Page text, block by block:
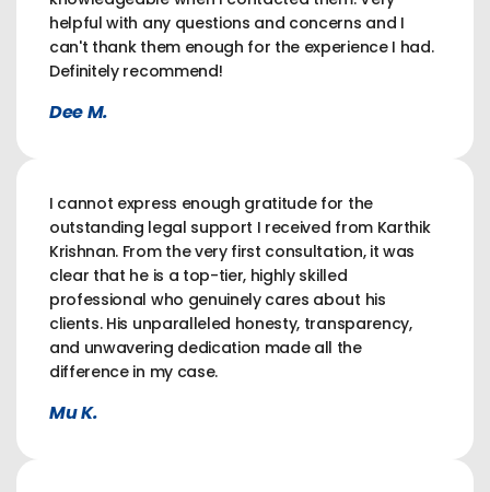
helpful with any questions and concerns and I
can't thank them enough for the experience I had.
Definitely recommend!
Dee M.
I cannot express enough gratitude for the
outstanding legal support I received from Karthik
Krishnan. From the very first consultation, it was
clear that he is a top-tier, highly skilled
professional who genuinely cares about his
clients. His unparalleled honesty, transparency,
and unwavering dedication made all the
difference in my case.
Mu K.